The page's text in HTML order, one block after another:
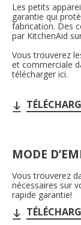
Les petits
garantie qui
fabrication. Des
par KitchenAid
Vous trouverez
et commerciale
télécharger ici.
MODE
Vous trouverez
nécessaires sur
rapide garantie!